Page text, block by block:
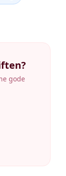
gode